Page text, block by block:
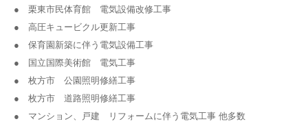
● 栗東市民体育館 電気設備改修工事
● 高圧キュービクル更新工事
● 保育園新築に伴う電気設備工事
● 国立国際美術館 電気工事
● 枚方市 公園照明修繕工事
● 枚方市 道路照明修繕工事
● マンション、戸建 リフォームに伴う電気工事 他多数